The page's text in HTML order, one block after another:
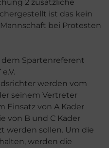
2 zusätzliche
ist das kein
bei Protesten
Spartenreferent
werden vom
seinem Vertreter
Einsatz von A Kader
von B und C Kader
werden sollen. Um die
werden die